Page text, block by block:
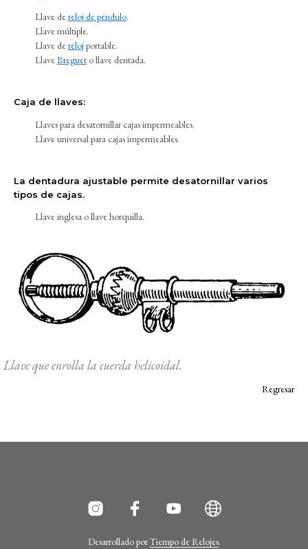
Llave dereloj de péndulo.
Llave múltiple.
Llave dereloj portable.
LlaveBregueto llave dentada.
Caja de llaves:
Llaves para desatornillar cajas impermeables.
Llave universal para cajas impermeables.
La dentadura ajustable permite desatornillar varios
tipos de cajas.
Llave inglesa o llave horquilla.
Llave que enrolla la cuerda helicoidal.
Regresar
Desarrollado porTiempo de Relojes.